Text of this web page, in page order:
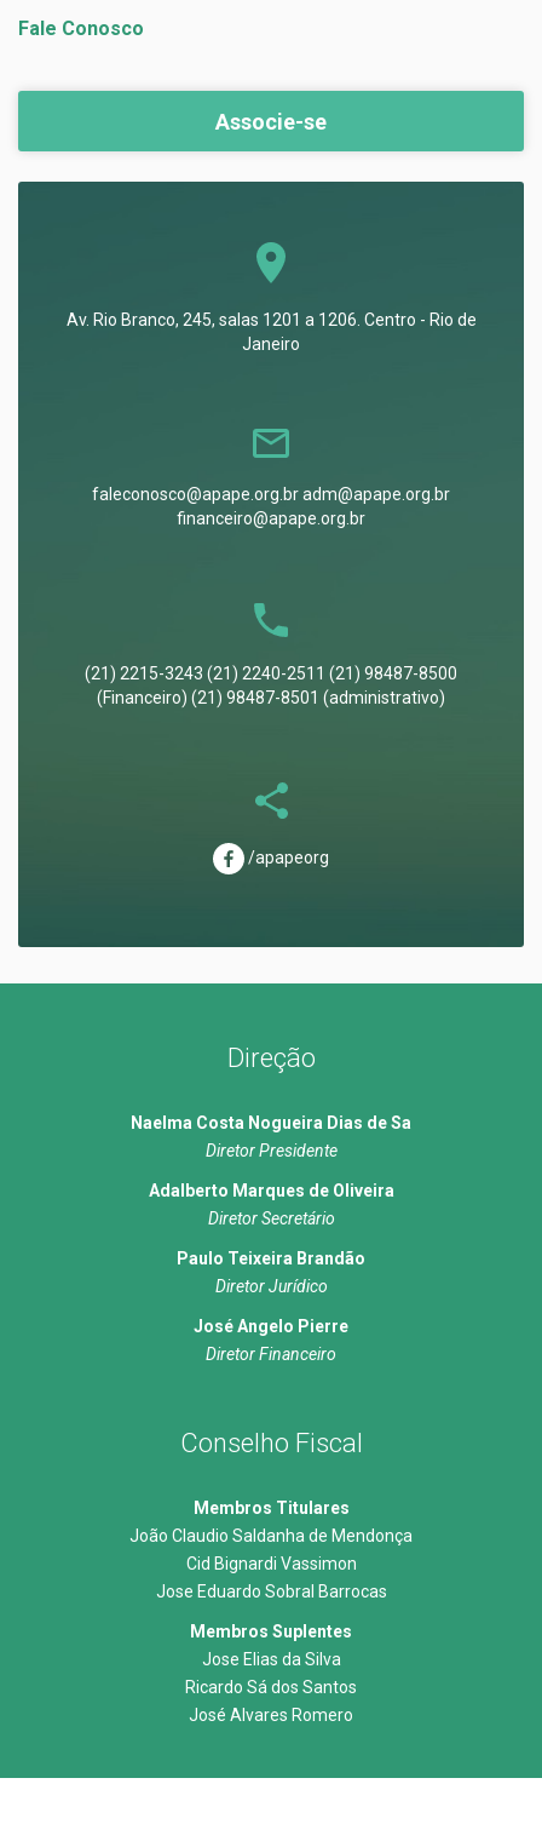
Fale Conosco
Associe-se
Av. Rio Branco, 245, salas 1201 a 1206. Centro - Rio de
Janeiro
faleconosco@apape.org.br adm@apape.org.br
financeiro@apape.org.br
(21) 2215-3243 (21) 2240-2511 (21) 98487-8500
(Financeiro) (21) 98487-8501 (administrativo)
/apapeorg
Direção
Naelma Costa Nogueira Dias de Sa
Diretor Presidente
Adalberto Marques de Oliveira
Diretor Secretário
Paulo Teixeira Brandão
Diretor Jurídico
José Angelo Pierre
Diretor Financeiro
Conselho Fiscal
Membros Titulares
João Claudio Saldanha de Mendonça
Cid Bignardi Vassimon
Jose Eduardo Sobral Barrocas
Membros Suplentes
Jose Elias da Silva
Ricardo Sá dos Santos
José Alvares Romero